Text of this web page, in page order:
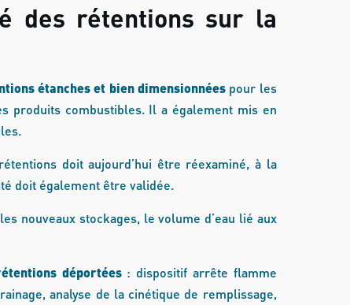
des rétentions sur la
étanches et bien dimensionnéespour les
produits combustibles. Il a également mis en
doit aujourd’hui être réexaminé, à la
doit également être validée.
nouveaux stockages, le volume d’eau lié aux
déportées: dispositif arrête flamme
analyse de la cinétique de remplissage,